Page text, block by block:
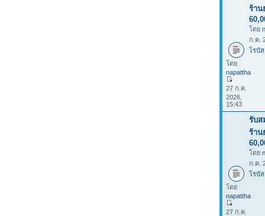
ร้าน
โดย
ก.ค.
โรบั
โดย
napattha
27 ก.ค.
2026,
15:43
รับส
ร้าน
โดย
ก.ค.
โรบั
โดย
napattha
27 ก.ค.